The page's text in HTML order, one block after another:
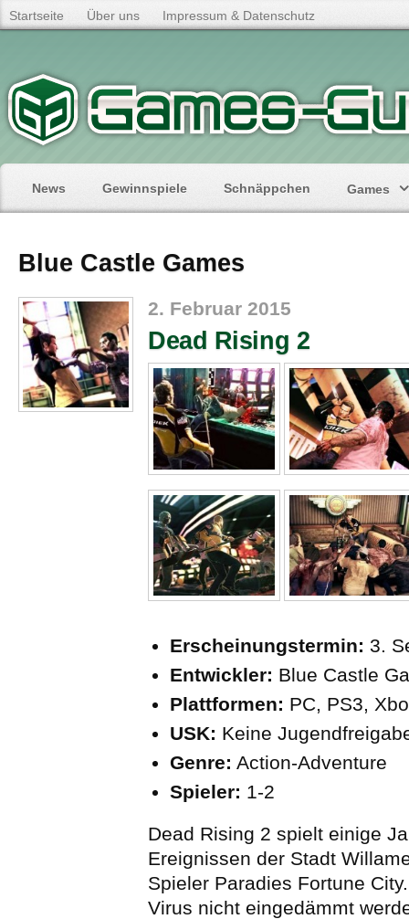
Startseite Über uns Impressum & Datenschutz
News Gewinnspiele Schnäppchen Games
Blue Castle Games
2. Februar 2015
Dead Rising 2
Erscheinungstermin: 3.
Entwickler: Blue Castle
Plattformen: PC, PS3,
USK: Keine
Genre: Action-Adventure
Spieler: 1-2
Dead Rising 2 spielt einige
Ereignissen der Stadt
Spieler Paradies Fortune
Virus nicht eingedämmt